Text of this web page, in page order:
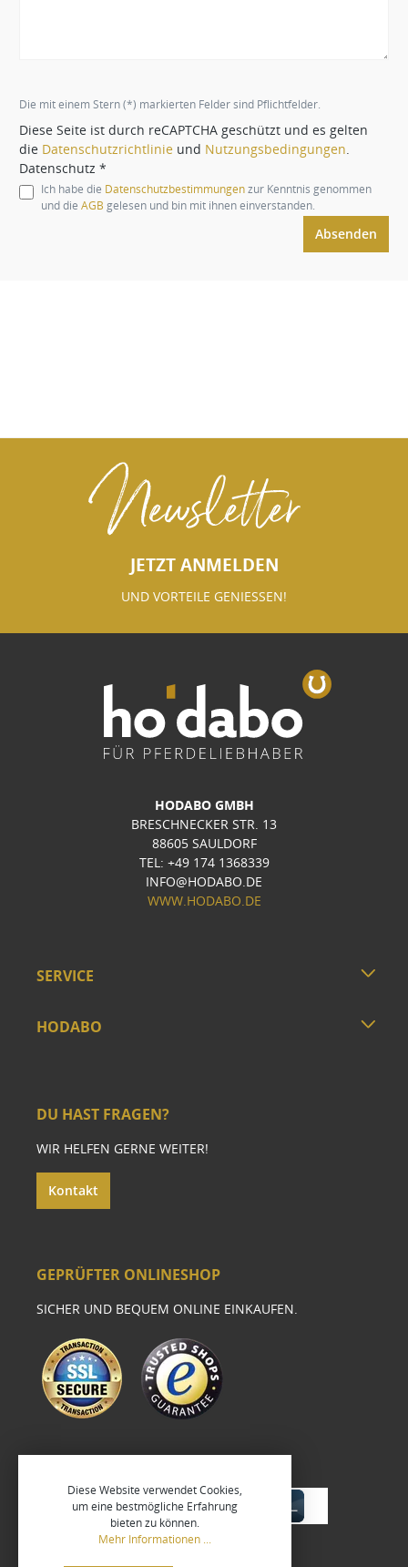
Die mit einem Stern (*) markierten Felder sind Pflichtfelder.
Diese Seite ist durch reCAPTCHA geschützt und es gelten
die Datenschutzrichtlinie und Nutzungsbedingungen
Datenschutz *
Ich habe die Datenschutzbestimmungenzur Kenntnis genommen
und die AGB gelesen und bin mit ihnen einverstanden.
Absenden
Newsletter
JETZT ANMELDEN
UND VORTEILE GENIESSEN!
HODABO GMBH
BRESCHNECKER STR. 13
88605 SAULDORF
TEL: +49 174 1368339
INFO@HODABO.DE
WWW.HODABO.DE
SERVICE
HODABO
DU HAST FRAGEN?
WIR HELFEN GERNE WEITER!
Kontakt
GEPRÜFTER ONLINESHOP
SICHER UND BEQUEM ONLINE EINKAUFEN.
Diese Website verwendet Cookies,
um eine bestmögliche Erfahrung
bieten zu können.
Mehr Informationen ...